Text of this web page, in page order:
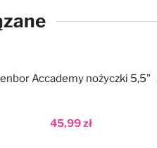
45,99 zł
Accademy nożyczki 5,5"